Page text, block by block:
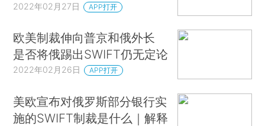
2022年02月27日 APP打开
欧美制裁伸向普京和俄外长
是否将俄踢出SWIFT仍无定论
2022年02月26日 APP打开
美欧宣布对俄罗斯部分银行实
施的SWIFT制裁是什么｜解释